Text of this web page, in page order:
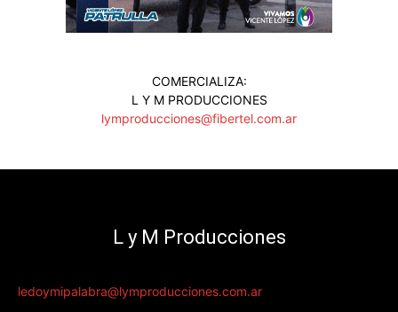
COMERCIALIZA:
L Y M PRODUCCIONES
lymproducciones@fibertel.com.ar
L y M Producciones
ledoymipalabra@lymproducciones.com.ar